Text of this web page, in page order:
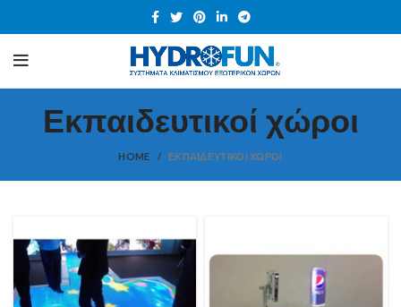
Εκπαιδευτικοί χώροι
HOME ΕΚΠΑΙΔΕΥΤΙΚΟΊ ΧΏΡΟΙ